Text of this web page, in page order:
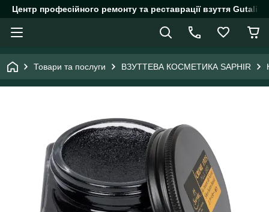
Центр професійного ремонту та реставрації взуття
Товари та послуги ВЗУТТЕВА КОСМЕТИКА SAPHIR